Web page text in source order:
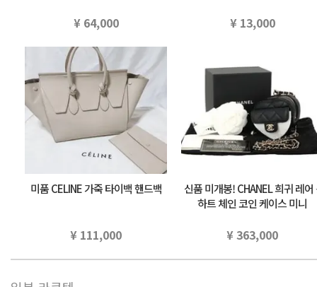
¥ 64,000 ¥ 13,000
미품 CELINE 가죽 타이백 핸드백
¥ 111,000
신품 미개봉! CHANEL 희귀 레어
하트 체인 코인 케이스 미니
¥ 363,000